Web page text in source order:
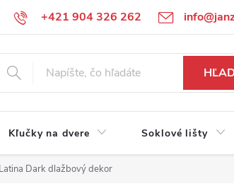
+421 904 326 262
podmienky Reklamačné podmienky
Kľučky na dvere Soklové lišty
Dark dlažbový dekor